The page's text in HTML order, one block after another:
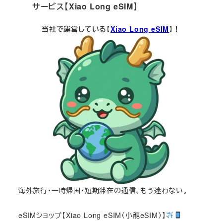
サービス【Xiao Long eSIM】
当社で運営している【Xiao Long eSIM】！
海外旅行・一時帰国・短期滞在の通信、もう迷わない。
eSIMショップ【Xiao Long eSIM（小龍eSIM）】